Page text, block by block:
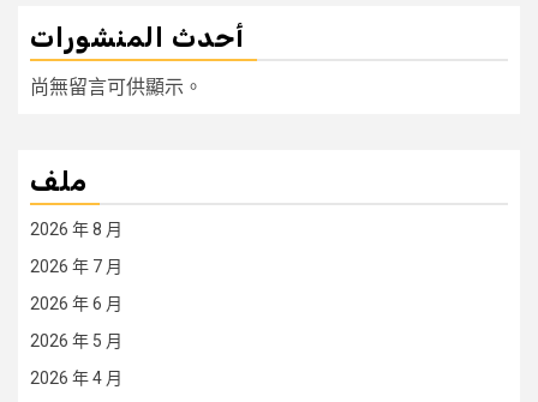
أحدث المنشورات
尚無留言可供顯示。
ملف
2026 年 8 月
2026 年 7 月
2026 年 6 月
2026 年 5 月
2026 年 4 月